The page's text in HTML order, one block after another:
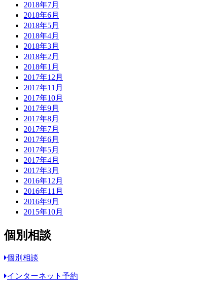
2018年7月
2018年6月
2018年5月
2018年4月
2018年3月
2018年2月
2018年1月
2017年12月
2017年11月
2017年10月
2017年9月
2017年8月
2017年7月
2017年6月
2017年5月
2017年4月
2017年3月
2016年12月
2016年11月
2016年9月
2015年10月
個別相談
個別相談
インターネット予約